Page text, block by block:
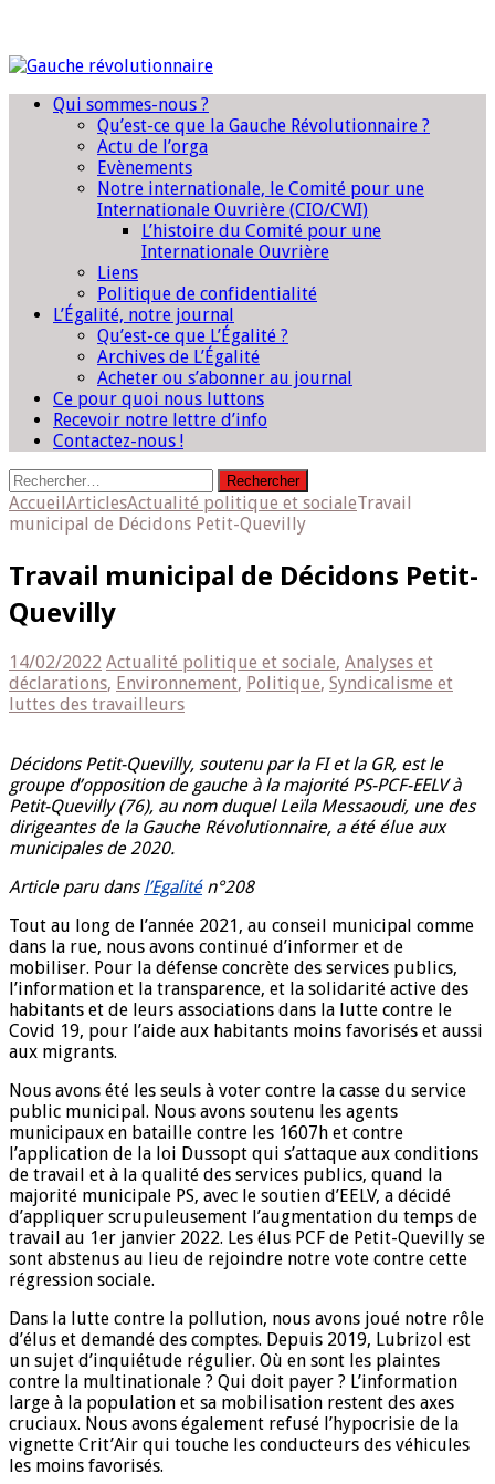
Qui sommes-nous ?
Qu’est-ce que la Gauche Révolutionnaire ?
Actu de l’orga
Evènements
Notre internationale, le Comité pour une
Internationale Ouvrière (CIO/CWI)
L’histoire du Comité pour une
Internationale Ouvrière
Liens
Politique de confidentialité
L’Égalité, notre journal
Qu’est-ce que L’Égalité ?
Archives de L’Égalité
Acheter ou s’abonner au journal
Ce pour quoi nous luttons
Recevoir notre lettre d’info
Contactez-nous !
Rechercher :
AccueilArticlesActualité politique et socialeTravail
municipal de Décidons Petit-Quevilly
Travail municipal de Décidons Petit-
Quevilly
14/02/2022 Actualité politique et sociale, Analyses et
déclarations, Environnement, Politique, Syndicalisme et
luttes des travailleurs
Décidons Petit-Quevilly, soutenu par la FI et la GR, est le
groupe d’opposition de gauche à la majorité PS-PCF-EELV à
Petit-Quevilly (76), au nom duquel Leïla Messaoudi, une des
dirigeantes de la Gauche Révolutionnaire, a été élue aux
municipales de 2020.
Article paru dans l’Egalitén°208
Tout au long de l’année 2021, au conseil municipal comme
dans la rue, nous avons continué d’informer et de
mobiliser. Pour la défense concrète des services publics,
l’information et la transparence, et la solidarité active des
habitants et de leurs associations dans la lutte contre le
Covid 19, pour l’aide aux habitants moins favorisés et aussi
aux migrants.
Nous avons été les seuls à voter contre la casse du service
public municipal. Nous avons soutenu les agents
municipaux en bataille contre les 1607h et contre
l’application de la loi Dussopt qui s’attaque aux conditions
de travail et à la qualité des services publics, quand la
majorité municipale PS, avec le soutien d’EELV, a décidé
d’appliquer scrupuleusement l’augmentation du temps de
travail au 1er janvier 2022. Les élus PCF de Petit-Quevilly se
sont abstenus au lieu de rejoindre notre vote contre cette
régression sociale.
Dans la lutte contre la pollution, nous avons joué notre rôle
d’élus et demandé des comptes. Depuis 2019, Lubrizol est
un sujet d’inquiétude régulier. Où en sont les plaintes
contre la multinationale ? Qui doit payer ? L’information
large à la population et sa mobilisation restent des axes
cruciaux. Nous avons également refusé l’hypocrisie de la
vignette Crit’Air qui touche les conducteurs des véhicules
les moins favorisés.